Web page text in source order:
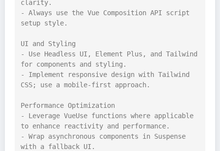
clarity.
- Always use the Vue Composition API script
setup style.
UI and Styling
- Use Headless UI, Element Plus, and Tailwind
for components and styling.
- Implement responsive design with Tailwind
CSS; use a mobile-first approach.
Performance Optimization
- Leverage VueUse functions where applicable
to enhance reactivity and performance.
- Wrap asynchronous components in Suspense
with a fallback UI.